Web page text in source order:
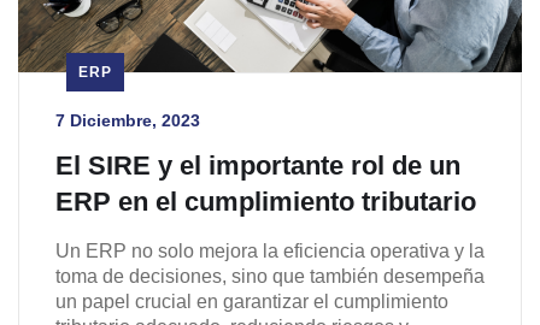
ERP
7 Diciembre, 2023
El SIRE y el importante rol de un
ERP en el cumplimiento tributario
Un ERP no solo mejora la eficiencia operativa y la
toma de decisiones, sino que también desempeña
un papel crucial en garantizar el cumplimiento